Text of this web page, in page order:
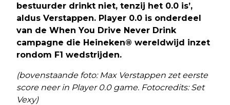
bestuurder drinkt niet, tenzij het 0.0 is’,
aldus Verstappen. Player 0.0 is onderdeel
van de When You Drive Never Drink
campagne die Heineken® wereldwijd inzet
rondom F1 wedstrijden.
(bovenstaande foto: Max Verstappen zet eerste
score neer in Player 0.0 game. Fotocredits: Set
Vexy)